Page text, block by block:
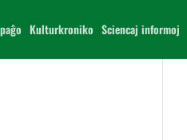
Kulturkroniko Sciencaj informoj